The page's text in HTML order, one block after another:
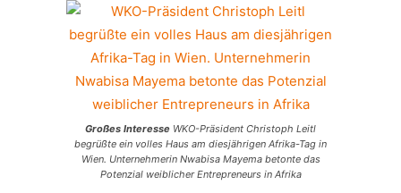
Großes Interesse WKO-Präsident Christoph Leitl
begrüßte ein volles Haus am diesjährigen Afrika-Tag in
Wien. Unternehmerin Nwabisa Mayema betonte das
Potenzial weiblicher Entrepreneurs in Afrika